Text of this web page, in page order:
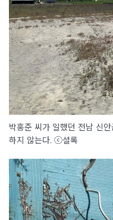
박홍준 씨가 일했던 전남 신
하지 않는다. ⓒ셜록